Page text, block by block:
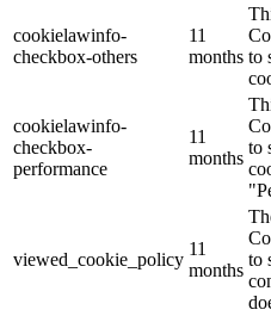
cookielawinfo-
checkbox-others
11
months to
cookielawinfo-
checkbox-
performance
11
months
to
viewed_cookie_policy
11
months
to